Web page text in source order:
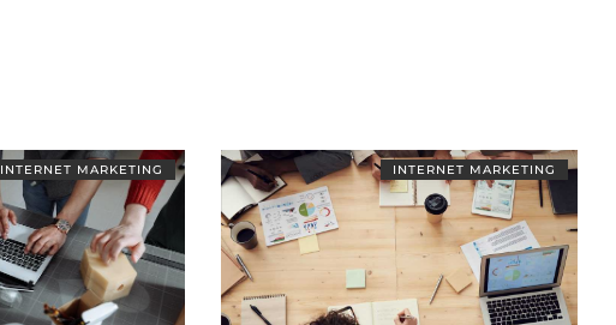
INTERNET MARKETING INTERNET MARKETING